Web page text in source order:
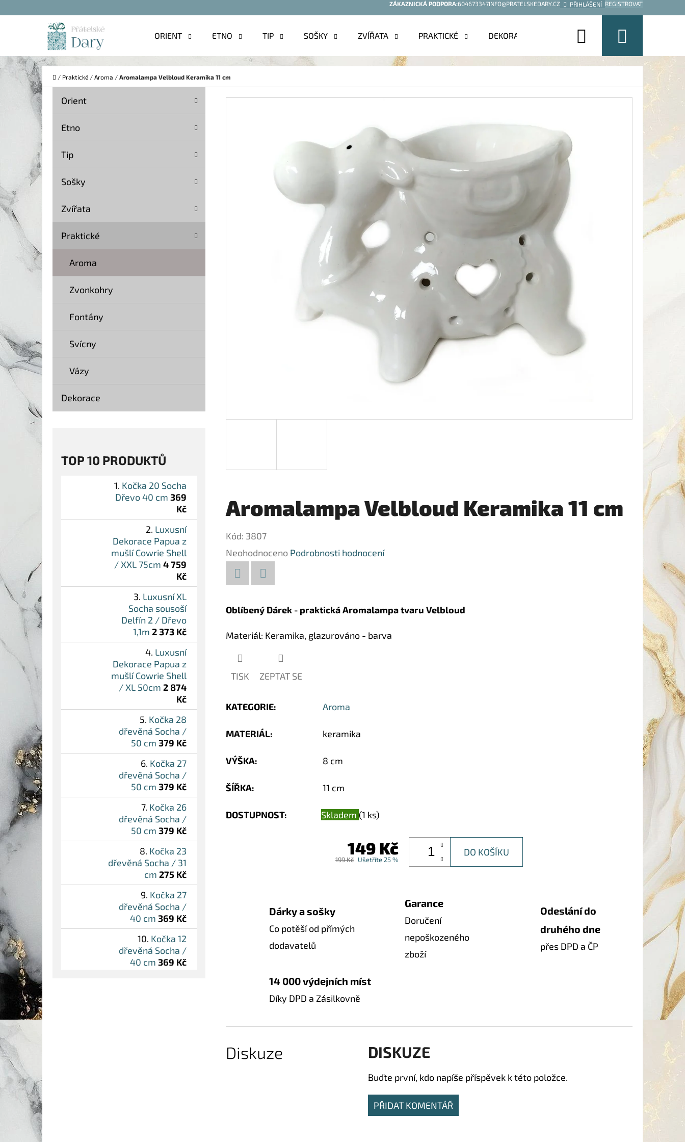
ZÁKAZNICKÁ PODPORA:604673347INFO@PRATELSKEDARY.CZ PŘIHLÁŠENÍ REGISTROVAT
ORIENT ETNO TIP SOŠKY ZVÍŘATA PRAKTICKÉ DEKORACE Hledat
košík
Domů
/ Praktické / Aroma / Aromalampa Velbloud Keramika 11 cm
P
O
S
T
A
N
Přeskočit
Orient
Etno
Tip
Sošky
Zvířata
Praktické
Aroma
Zvonkohry
Fontány
Svícny
Vázy
Dekorace
TOP 10 PRODUKTŮ
Kočka 20 Socha
Dřevo 40 cm 369
Kč
Luxusní
Dekorace Papua z
mušlí Cowrie Shell
/ XXL 75cm 4 759
Kč
Luxusní XL
Socha sousoší
Delfín 2 / Dřevo
1,1m 2 373 Kč
Luxusní
Dekorace Papua z
mušlí Cowrie Shell
/ XL 50cm 2 874
Kč
Kočka 28
dřevěná Socha /
50 cm 379 Kč
Kočka 27
dřevěná Socha /
50 cm 379 Kč
Kočka 26
dřevěná Socha /
50 cm 379 Kč
Kočka 23
dřevěná Socha / 31
cm 275 Kč
Kočka 27
dřevěná Socha /
40 cm 369 Kč
Kočka 12
dřevěná Socha /
40 cm 369 Kč
Aromalampa Velbloud Keramika 11 cm
Kód: 3807
Průměrné
hodnocení
produktu
z
Neohodnoceno Podrobnosti hodnocení
Oblíbený Dárek - praktická Aromalampa tvaru Velbloud
Materiál: Keramika, glazurováno - barva
TISK ZEPTAT SE
KATEGORIE: Aroma
MATERIÁL: keramika
VÝŠKA: 8 cm
ŠÍŘKA: 11 cm
DOSTUPNOST: Skladem (1 ks)
149 Kč
199 Kč Ušetříte 25 %
DO KOŠÍKU
Dárky a sošky
Co potěší od přímých
dodavatelů
Garance
Doručení
nepoškozeného
zboží
Odeslání do
druhého dne
přes DPD a ČP
14 000 výdejních míst
Díky DPD a Zásilkovně
Diskuze DISKUZE
Buďte první, kdo napíše příspěvek k této položce.
PŘIDAT KOMENTÁŘ
Í
K
Zpět
obchodu
Zpět
obchodu
CO POTŘEBUJETE NAJÍT?
DOPORUČUJEME
KOČKA 20 SOCHA DŘEVO 40 CM
Původně: 499 Kč
LUXUSNÍ DEKORACE PAPUA Z MUŠLÍ
LUXUSNÍ XL SOCHA SOUSOŠÍ DELFÍN 2 /
DŘEVO 1,1M
2 373 Kč